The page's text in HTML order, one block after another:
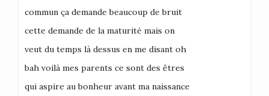
commun ça demande beaucoup de bruit
cette demande de la maturité mais on
veut du temps là dessus en me disant oh
bah voilà mes parents ce sont des êtres
qui aspire au bonheur avant ma naissance